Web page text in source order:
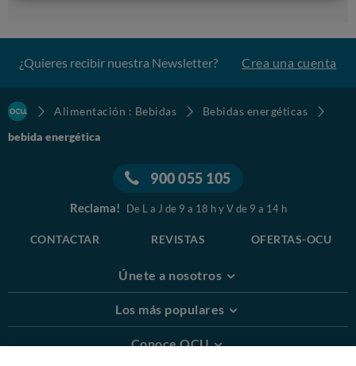
¿Quieres recibir nuestra Newsletter? Crea una cuenta
Alimentación : Bebidas
Bebidas energéticas
bebida energética
900 055 105
Reclama! De L a J de 9 a 18 h y V de 9 a 14 h
CONTACTAR REVISTAS OFERTAS-OCU
Únete a nosotros
Los más populares
Conoce OCU